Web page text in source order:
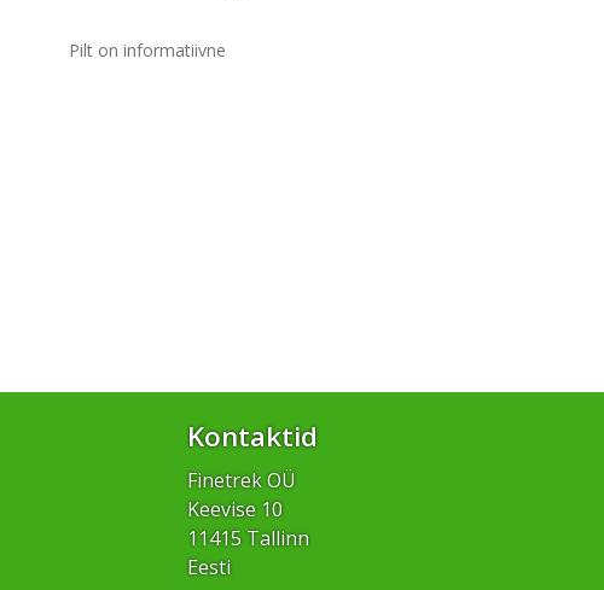
Pilt on informatiivne
Kontaktid
Finetrek OÜ
Keevise 10
11415 Tallinn
Eesti